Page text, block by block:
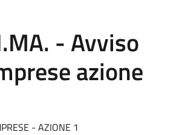
- Avviso
azione
- AZIONE 1